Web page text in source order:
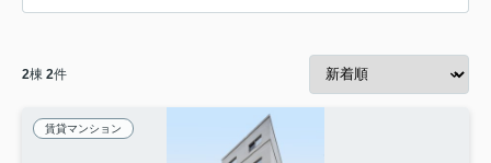
2棟 2件
賃貸マンション